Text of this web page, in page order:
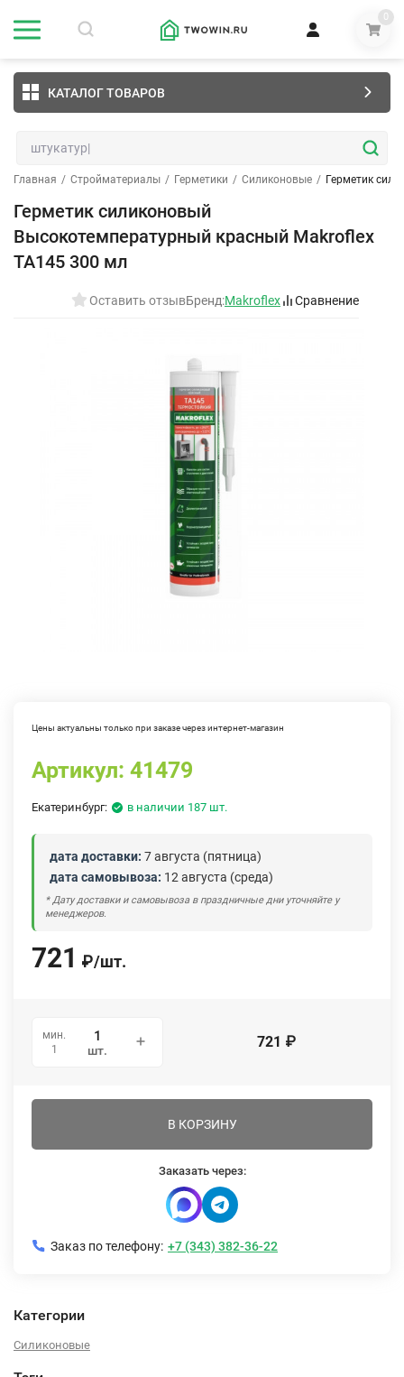
0
КАТАЛОГ ТОВАРОВ
Главная / Стройматериалы / Герметики / Силиконовые / Герметик
Герметик силиконовый
Высокотемпературный красный Makroflex
TA145 300 мл
Оставить отзывБренд:Makroflex Сравнение
Цены актуальны только при заказе через интернет-магазин
Артикул: 41479
Екатеринбург: в наличии 187 шт.
дата доставки: 7 августа (пятница)
дата самовывоза: 12 августа (среда)
* Дату доставки и самовывоза в праздничные дни уточняйте у
менеджеров.
721 ₽/шт.
мин.
1
шт. 721 ₽
В КОРЗИНУ
Заказать через:
Заказ по телефону: +7 (343) 382-36-22
Категории
Силиконовые